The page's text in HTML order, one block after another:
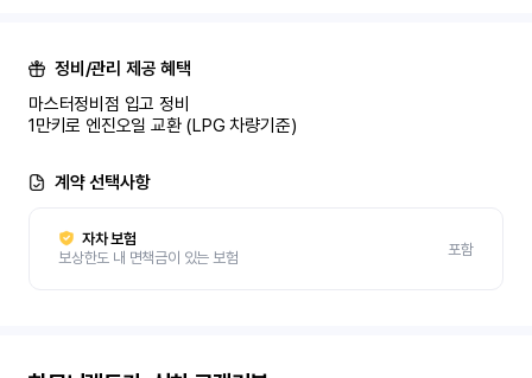
정비/관리 제공 혜택
마스터정비점 입고 정비
1만키로 엔진오일 교환 (LPG 차량기준)
계약 선택사항
자차 보험
보상한도 내 면책금이 있는 보험
포함